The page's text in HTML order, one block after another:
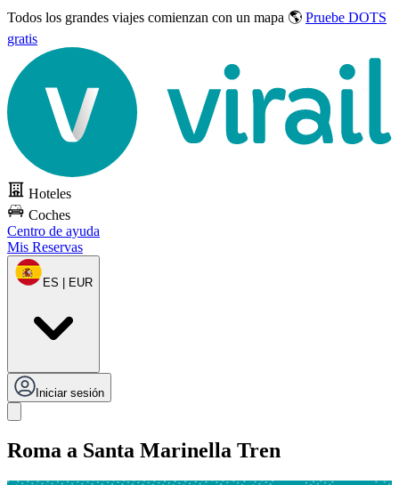
Todos los grandes viajes comienzan con un mapa 🌎 Pruebe DOTS
gratis
Hoteles
Coches
Centro de ayuda
Mis Reservas
ES | EUR
Iniciar sesión
Roma a Santa Marinella Tren